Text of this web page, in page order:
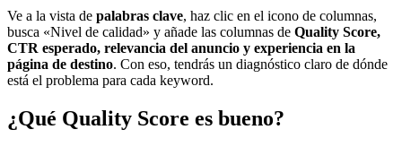
Ve a la vista de palabras clave, haz clic en el icono de columnas,
busca «Nivel de calidad» y añade las columnas de Quality Score,
CTR esperado, relevancia del anuncio y experiencia en la
página de destino. Con eso, tendrás un diagnóstico claro de dónde
está el problema para cada keyword.
¿Qué Quality Score es bueno?